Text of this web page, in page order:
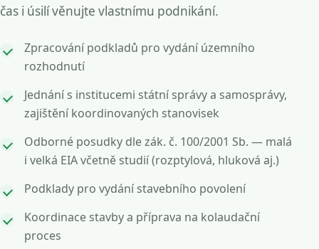
čas i úsilí věnujte vlastnímu podnikání.
Zpracování podkladů pro vydání územního
rozhodnutí
Jednání s institucemi státní správy a samosprávy,
zajištění koordinovaných stanovisek
Odborné posudky dle zák. č. 100/2001 Sb. — malá
i velká EIA včetně studií (rozptylová, hluková aj.)
Podklady pro vydání stavebního povolení
Koordinace stavby a příprava na kolaudační
proces